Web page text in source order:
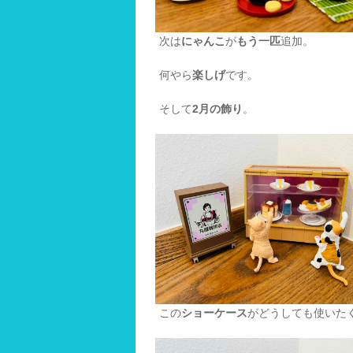
次はにゃんこ がもう一匹追加。
何やら楽しげです。
そして2月の飾り 。
このショーケースがどうしても使いた